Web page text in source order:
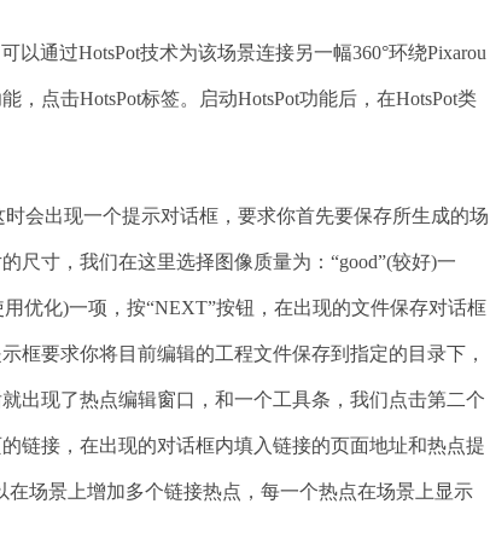
以通过HotsPot技术为该场景连接另一幅360°环绕Pixarou
点击HotsPot标签。启动HotsPot功能后，在HotsPot类
会出现一个提示对话框，要求你首先要保存所生成的场
尺寸，我们在这里选择图像质量为：“good”(较好)一
优化)一项，按“NEXT”按钮，在出现的文件保存对话框
框要求你将目前编辑的工程文件保存到指定的目录下，
出现了热点编辑窗口，和一个工具条，我们点击第二个
链接，在出现的对话框内填入链接的页面地址和热点提
场景上增加多个链接热点，每一个热点在场景上显示